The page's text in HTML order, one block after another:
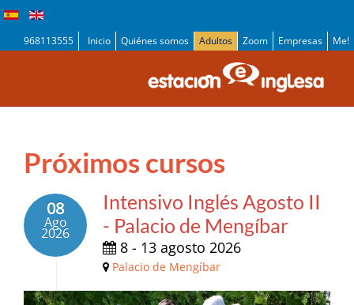
968113555 Inicio Quiénes somos Adultos Zoom Empresas Me!
Próximos cursos
08
Ago
2026
Intensivo Inglés Agosto II
- Palacio de Mengíbar
8 - 13 agosto 2026
Palacio de Mengíbar